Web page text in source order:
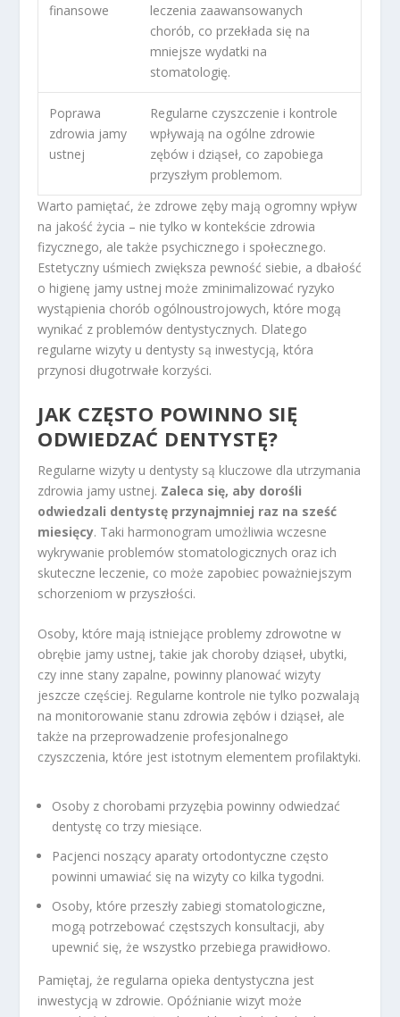
finansowe
leczenia zaawansowanych
chorób, co przekłada się na
mniejsze wydatki na
stomatologię.
Poprawa
zdrowia jamy
ustnej
Regularne czyszczenie i kontrole
wpływają na ogólne zdrowie
zębów i dziąseł, co zapobiega
przyszłym problemom.
Warto pamiętać, że zdrowe zęby mają ogromny wpływ
na jakość życia – nie tylko w kontekście zdrowia
fizycznego, ale także psychicznego i społecznego.
Estetyczny uśmiech zwiększa pewność siebie, a dbałość
o higienę jamy ustnej może zminimalizować ryzyko
wystąpienia chorób ogólnoustrojowych, które mogą
wynikać z problemów dentystycznych. Dlatego
regularne wizyty u dentysty są inwestycją, która
przynosi długotrwałe korzyści.
JAK CZĘSTO POWINNO SIĘ
ODWIEDZAĆ DENTYSTĘ?
Regularne wizyty u dentysty są kluczowe dla utrzymania
zdrowia jamy ustnej. Zaleca się, aby dorośli
odwiedzali dentystę przynajmniej raz na sześć
miesięcy. Taki harmonogram umożliwia wczesne
wykrywanie problemów stomatologicznych oraz ich
skuteczne leczenie, co może zapobiec poważniejszym
schorzeniom w przyszłości.
Osoby, które mają istniejące problemy zdrowotne w
obrębie jamy ustnej, takie jak choroby dziąseł, ubytki,
czy inne stany zapalne, powinny planować wizyty
jeszcze częściej. Regularne kontrole nie tylko pozwalają
na monitorowanie stanu zdrowia zębów i dziąseł, ale
także na przeprowadzenie profesjonalnego
czyszczenia, które jest istotnym elementem profilaktyki.
Osoby z chorobami przyzębia powinny odwiedzać
dentystę co trzy miesiące.
Pacjenci noszący aparaty ortodontyczne często
powinni umawiać się na wizyty co kilka tygodni.
Osoby, które przeszły zabiegi stomatologiczne,
mogą potrzebować częstszych konsultacji, aby
upewnić się, że wszystko przebiega prawidłowo.
Pamiętaj, że regularna opieka dentystyczna jest
inwestycją w zdrowie. Opóźnianie wizyt może